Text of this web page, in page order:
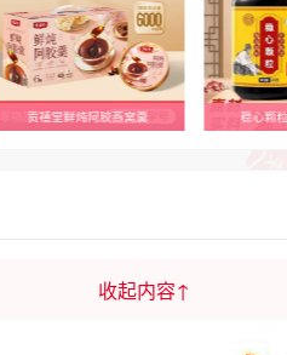
贡禧堂鲜炖阿胶燕窝羹 稳心颗
收起内容↑